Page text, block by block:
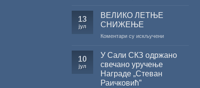
ХРИСОВУЉЕ
2026.
13
јул
ВЕЛИКО ЛЕТЊЕ
СНИЖЕЊЕ
Коментари су искљученина
10
јул
У Сали СКЗ одржано
свечано уручење
Награде „Стеван
Раичковић”